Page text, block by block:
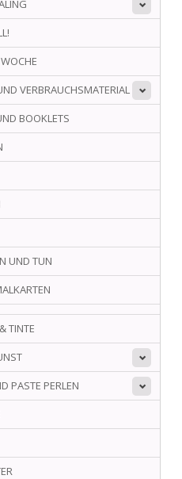
VERBRAUCHSMATERIAL
BOOKLETS
UND TUN
TINTE
PASTE PERLEN